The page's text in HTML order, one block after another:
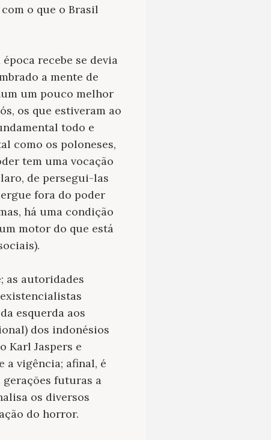
o que o Brasil
recebe se devia
a mente de
um pouco melhor
os que estiveram ao
todo e
como os poloneses,
tem uma vocação
de persegui-las
fora do poder
há uma condição
motor do que está
as autoridades
esquerda aos
dos indonésios
Karl Jaspers e
a vigência; afinal, é
futuras a
os diversos
do horror.